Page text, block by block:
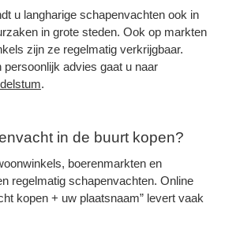
u langharige schapenvachten ook in
in grote steden. Ook op markten
zijn ze regelmatig verkrijgbaar.
persoonlijk advies gaat u naar
.
in de buurt kopen?
boerenmarkten en
regelmatig schapenvachten. Online
kopen + uw plaatsnaam” levert vaak